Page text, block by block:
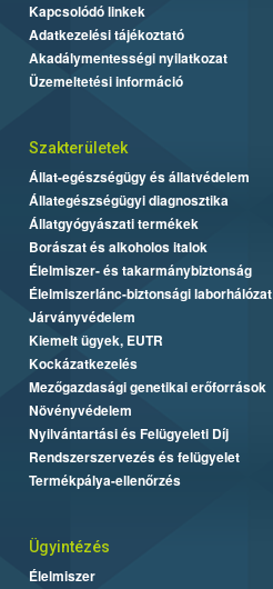
Kapcsolódó linkek
Adatkezelési tájékoztató
Akadálymentességi nyilatkozat
Üzemeltetési információ
Szakterületek
Állat-egészségügy és állatvédelem
Állategészségügyi diagnosztika
Állatgyógyászati termékek
Borászat és alkoholos italok
Élelmiszer- és takarmánybiztonság
Élelmiszerlánc-biztonsági laborhálózat
Járványvédelem
Kiemelt ügyek, EUTR
Kockázatkezelés
Mezőgazdasági genetikai erőforrások
Növényvédelem
Nyilvántartási és Felügyeleti Díj
Rendszerszervezés és felügyelet
Termékpálya-ellenőrzés
Ügyintézés
Élelmiszer